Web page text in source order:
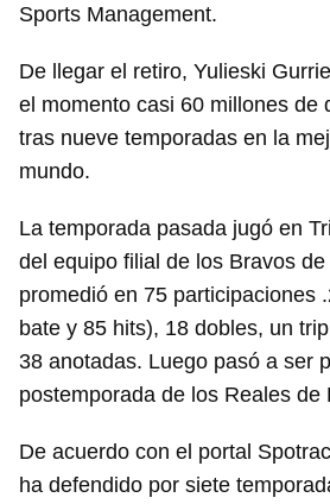
Sports Management.
De llegar el retiro, Yulieski
el momento casi 60 millones de
tras nueve temporadas en la
mundo.
La temporada pasada jugó en
del equipo filial de los Bravos
promedió en 75 participaciones
bate y 85 hits), 18 dobles, un
38 anotadas. Luego pasó a ser
postemporada de los Reales de
De acuerdo con el portal
ha defendido por siete